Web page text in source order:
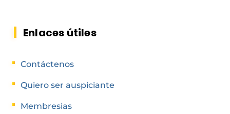
Enlaces útiles
Contáctenos
Quiero ser auspiciante
Membresias